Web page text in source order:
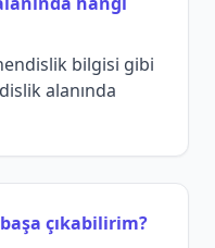
bilgisi gibi
alanında
başa çıkabilirim?